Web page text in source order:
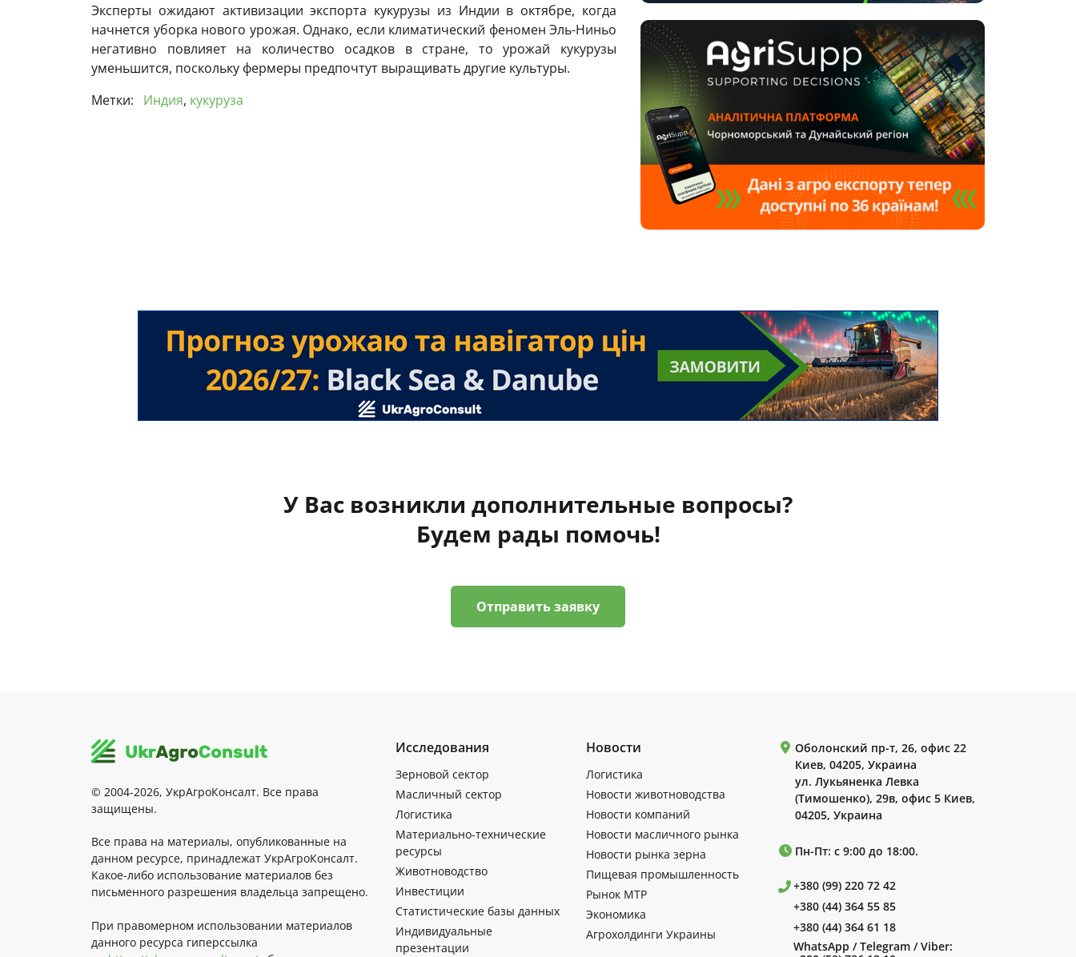
Эксперты ожидают активизации экспорта кукурузы из Индии в октябре, когда
начнется уборка нового урожая. Однако, если климатический феномен Эль-Ниньо
негативно повлияет на количество осадков в стране, то урожай кукурузы
уменьшится, поскольку фермеры предпочтут выращивать другие культуры.
Метки:
Индия, кукуруза
У Вас возникли дополнительные вопросы?
Будем рады помочь!
Отправить заявку
© 2004-2026, УкрАгроКонсалт. Все права
защищены.
Все права на материалы, опубликованные на
данном ресурсе, принадлежат УкрАгроКонсалт.
Какое-либо использование материалов без
письменного разрешения владельца запрещено.
При правомерном использовании материалов
данного ресурса гиперссылка
Исследования
Зерновой сектор
Масличный сектор
Логистика
Материально-технические
ресурсы
Животноводство
Инвестиции
Статистические базы данных
Индивидуальные
презентации
Новости
Логистика
Новости животноводства
Новости компаний
Новости масличного рынка
Новости рынка зерна
Пищевая промышленность
Рынок МТР
Экономика
Агрохолдинги Украины
Оболонский пр-т, 26, офис 22
Киев, 04205, Украина
ул. Лукьяненка Левка
(Тимошенко), 29в, офис 5 Киев,
04205, Украина
Пн-Пт: с 9:00 до 18:00.
+380 (99) 220 72 42
+380 (44) 364 55 85
+380 (44) 364 61 18
WhatsApp / Telegram / Viber: